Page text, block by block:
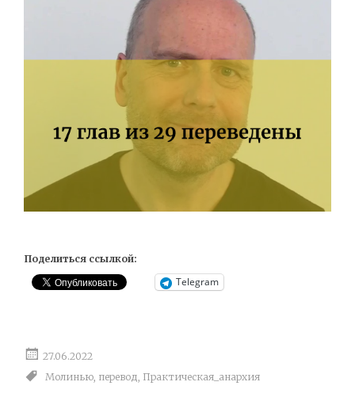
Поделиться ссылкой:
Telegram
27.06.2022
Молинью перевод Практическая_анархия